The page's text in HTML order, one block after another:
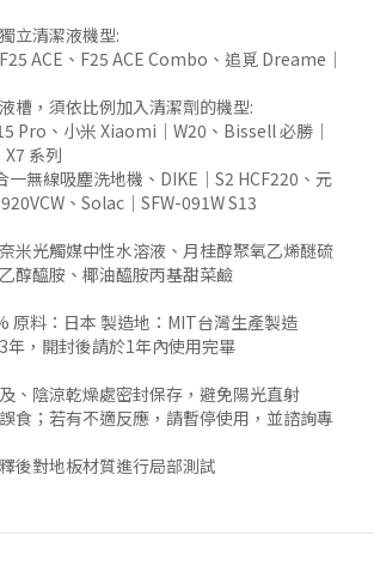
立清潔液機型:
ACE、F25 ACE Combo、追覓 Dreame｜
槽，須依比例加入清潔劑的機型:
Pro、小米 Xiaomi｜W20、Bissell 必勝｜
系列
一無線吸塵洗地機、DIKE｜S2 HCF220、元
、Solac｜SFW-091W S13
米光觸媒中性水溶液、月桂醇聚氧乙烯醚硫
醇醯胺、椰油醯胺丙基甜菜鹼
料：日本 製造地：MIT台灣生產製造
年，開封後請於1年內使用完畢
、陰涼乾燥處密封保存，避免陽光直射
食；若有不適反應，請暫停使用，並諮詢專
後對地板材質進行局部測試